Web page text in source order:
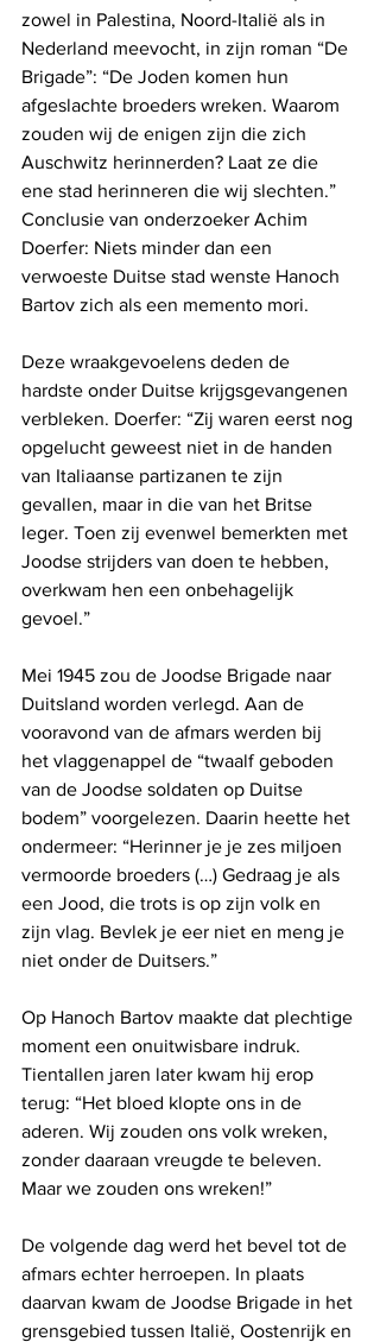
zowel in Palestina, Noord-Italië als in
Nederland meevocht, in zijn roman “De
Brigade”: “De Joden komen hun
afgeslachte broeders wreken. Waarom
zouden wij de enigen zijn die zich
Auschwitz herinnerden? Laat ze die
ene stad herinneren die wij slechten.”
Conclusie van onderzoeker Achim
Doerfer: Niets minder dan een
verwoeste Duitse stad wenste Hanoch
Bartov zich als een memento mori.
Deze wraakgevoelens deden de
hardste onder Duitse krijgsgevangenen
verbleken. Doerfer: “Zij waren eerst nog
opgelucht geweest niet in de handen
van Italiaanse partizanen te zijn
gevallen, maar in die van het Britse
leger. Toen zij evenwel bemerkten met
Joodse strijders van doen te hebben,
overkwam hen een onbehagelijk
gevoel.”
Mei 1945 zou de Joodse Brigade naar
Duitsland worden verlegd. Aan de
vooravond van de afmars werden bij
het vlaggenappel de “twaalf geboden
van de Joodse soldaten op Duitse
bodem” voorgelezen. Daarin heette het
ondermeer: “Herinner je je zes miljoen
vermoorde broeders (…) Gedraag je als
een Jood, die trots is op zijn volk en
zijn vlag. Bevlek je eer niet en meng je
niet onder de Duitsers.”
Op Hanoch Bartov maakte dat plechtige
moment een onuitwisbare indruk.
Tientallen jaren later kwam hij erop
terug: “Het bloed klopte ons in de
aderen. Wij zouden ons volk wreken,
zonder daaraan vreugde te beleven.
Maar we zouden ons wreken!”
De volgende dag werd het bevel tot de
afmars echter herroepen. In plaats
daarvan kwam de Joodse Brigade in het
grensgebied tussen Italië, Oostenrijk en